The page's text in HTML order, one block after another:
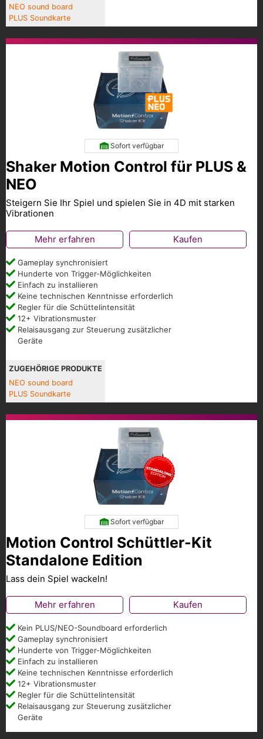
NEO sound board
PLUS Soundkarte
Sofort verfügbar
Shaker Motion Control für PLUS &
NEO
Steigern Sie Ihr Spiel und spielen Sie in 4D mit starken
Vibrationen
Mehr erfahren Kaufen
Gameplay synchronisiert
Hunderte von Trigger-Möglichkeiten
Einfach zu installieren
Keine technischen Kenntnisse erforderlich
Regler für die Schüttelintensität
12+ Vibrationsmuster
Relaisausgang zur Steuerung zusätzlicher
Geräte
ZUGEHÖRIGE PRODUKTE
NEO sound board
PLUS Soundkarte
Sofort verfügbar
Motion Control Schüttler-Kit
Standalone Edition
Lass dein Spiel wackeln!
Mehr erfahren Kaufen
Kein PLUS/NEO-Soundboard erforderlich
Gameplay synchronisiert
Hunderte von Trigger-Möglichkeiten
Einfach zu installieren
Keine technischen Kenntnisse erforderlich
12+ Vibrationsmuster
Regler für die Schüttelintensität
Relaisausgang zur Steuerung zusätzlicher
Geräte